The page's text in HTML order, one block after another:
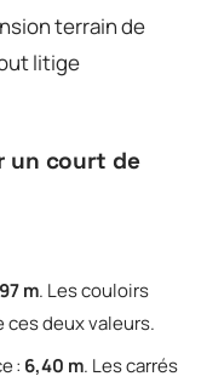
terrain de
litige
un court de
m. Les couloirs
deux valeurs.
: 6,40 m. Les carrés